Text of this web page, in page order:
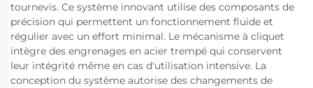
tournevis. Ce système innovant utilise des composants de
précision qui permettent un fonctionnement fluide et
régulier avec un effort minimal. Le mécanisme à cliquet
intègre des engrenages en acier trempé qui conservent
leur intégrité même en cas d'utilisation intensive. La
conception du système autorise des changements de